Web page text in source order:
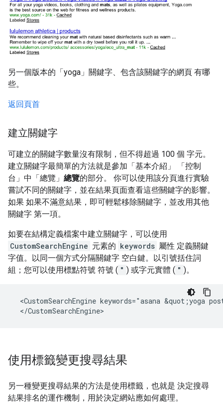
另一個版本的「yoga」關鍵字、包含該關鍵字的網頁 有哪
些。
返回頁首
建立關鍵字
可建立的關鍵字數量沒有限制，但不得超過 100 個 字元。
建立關鍵字最簡單的方法就是參加「基本介紹」
「控制
台」中「總覽」 總覽的部分。 你可以使用該分頁進行實驗
嘗試不同的關鍵字，並在結果頁面查看這些關鍵字的影響。
如果 如果不滿意結果，即可輕鬆移除關鍵字，並改用其他
關鍵字 第一項。
如要在結構定義檔案中建立關鍵字，可以使用
CustomSearchEngine 元素的 keywords 屬性 定義關鍵
字值。以同一個方式分隔關鍵字 空白鍵。以引號括住詞
組；您可以使用標點符號 符號 ( " ) 或字元實體 ( " )。
<CustomSearchEngine keywords="asana &quot;yoga
  </CustomSearchEngine>
使用標籤變更搜尋結果
另一種變更搜尋結果的方法是使用標籤，也就是 決定搜尋
結果排名的運作機制，用於決定網站應如何處理。